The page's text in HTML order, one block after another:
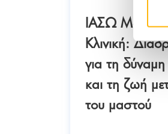
ΙΑΣΩ
Κλινική:
για τη
και τη ζωή
του μαστού